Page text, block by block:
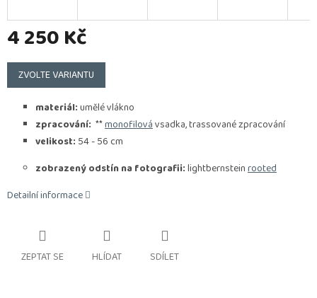
4 250 Kč
Měrná
cena:
ZVOLTE VARIANTU
materiál:umělé vlákno
zpracování: **monofilovávsadka, trassované zpracování
velikost: 54 - 56 cm
zobrazený odstín na fotografii:lightbernsteinrooted
Detailní informace
ZEPTAT SE HLÍDAT SDÍLET